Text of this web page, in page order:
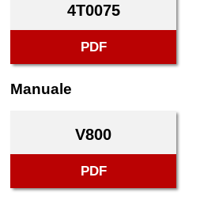
4T0075
PDF
Manuale
V800
PDF